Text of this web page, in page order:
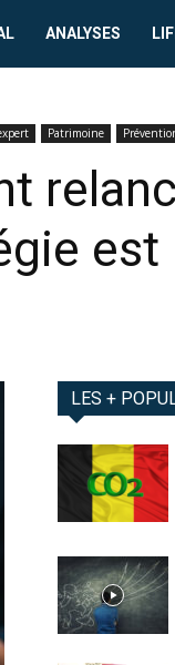
ANALYSES
Patrimoine
est
LES +